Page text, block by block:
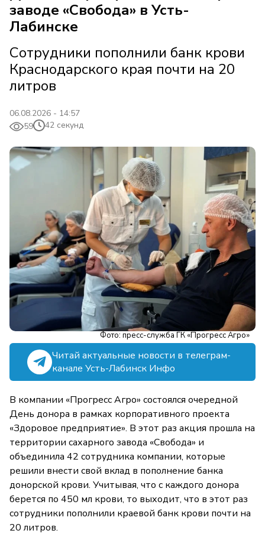
заводе «Свобода» в Усть-
Лабинске
Сотрудники пополнили банк крови
Краснодарского края почти на 20
литров
06.08.2026 - 14:57
59
42 секунд
Фото: пресс-служба ГК «Прогресс Агро»
Читай актуальные новости в телеграм-
канале Усть-Лабинск Инфо
В компании «Прогресс Агро» состоялся очередной
День донора в рамках корпоративного проекта
«Здоровое предприятие». В этот раз акция прошла на
территории сахарного завода «Свобода» и
объединила 42 сотрудника компании, которые
решили внести свой вклад в пополнение банка
донорской крови. Учитывая, что с каждого донора
берется по 450 мл крови, то выходит, что в этот раз
сотрудники пополнили краевой банк крови почти на
20 литров.